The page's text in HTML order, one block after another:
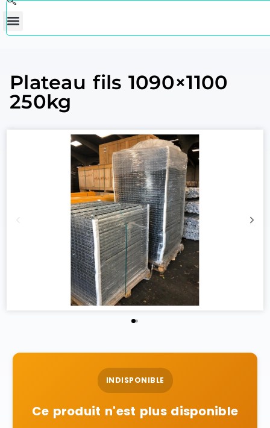
Plateau fils 1090×1100
250kg
INDISPONIBLE
Ce produit n'est plus disponible